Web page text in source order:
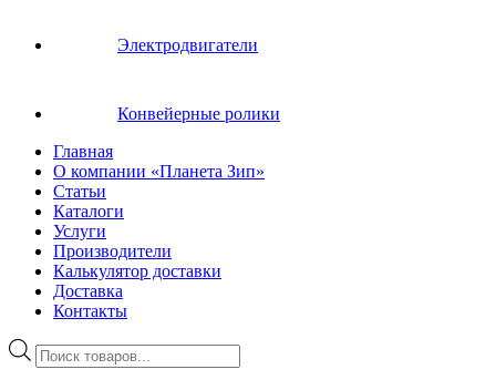
Электродвигатели
Конвейерные ролики
Главная
О компании «Планета Зип»
Статьи
Каталоги
Услуги
Производители
Калькулятор доставки
Доставка
Контакты
Поиск
товаров